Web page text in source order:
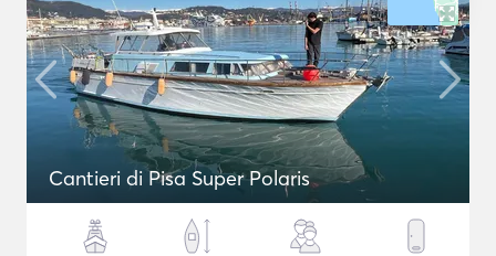
Cantieri di Pisa Super Polaris